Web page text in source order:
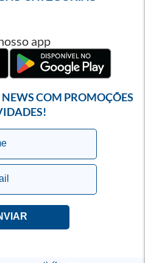
app
COM PROMOÇÕES